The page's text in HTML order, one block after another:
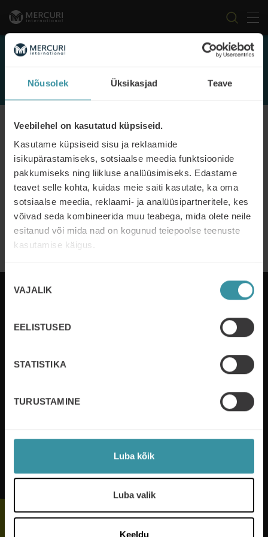
Nõusolek Üksikasjad Teave
Veebilehel on kasutatud küpsiseid.
Kasutame küpsiseid sisu ja reklaamide
isikupärastamiseks, sotsiaalse meedia funktsioonide
pakkumiseks ning liikluse analüüsimiseks. Edastame
teavet selle kohta, kuidas meie saiti kasutate, ka oma
sotsiaalse meedia, reklaami- ja analüüsipartneritele, kes
võivad seda kombineerida muu teabega, mida olete neile
esitanud või mida nad on kogunud teiepoolse teenuste
kasutamise käigus.
valik
VAJALIK
EELISTUSED
STATISTIKA
TURUSTAMINE
Luba kõik
Luba valik
Keeldu
Skip to content
FILTER
19/10/2021 - 20/10/2021
Müügisoorituse kootsing
Read more
enam kui 50 riigis. Me teenindame kliente nii
lokaalselt kui globaalselt. Me kasvatame kasumit
Jälgi meid